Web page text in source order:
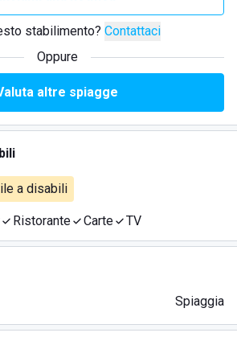
stabilimento? Contattaci
Oppure
altre spiagge
a disabili
Ristorante Carte TV
Spiaggia